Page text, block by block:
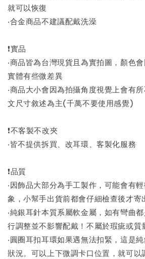
就可以恢復
‧合金商品不建議配戴洗澡
❗實品
‧商品皆為台灣現貨且為實拍圖，顏色
實體有些微差異
‧商品大小會因為拍攝角度視覺上會有
文尺寸敘述為主(千萬不要使用感覺)
❗不客製不改夾
‧皆不提供拆買、改耳環、客製化服務
❗品質
‧因飾品大部分為手工製作，可能會有
象，小幫手出貨前都會仔細檢查後才寄
‧純銀耳針本質系屬軟金屬，如有彎曲
行調整並不影響配戴！不屬於瑕疵或質
‧圓圈耳扣耳環如果遇無法扣緊，這是
狀況。可以上下微調卡口位置，就可以